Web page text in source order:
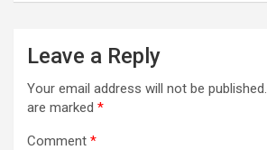
Leave a Reply
Your email address will not be published.
are marked *
Comment *